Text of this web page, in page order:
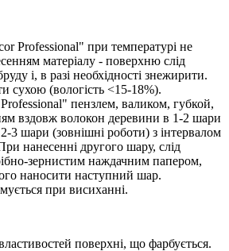
Professional" при температурі не
матеріалу - поверхню слід
і, в разі необхідності знежирити.
сухою (вологість <15-18%).
пензлем, валиком, губкой,
вздовж волокон деревини в 1-2 шари
3 шари (зовнішні роботи) з інтервалом
нанесенні другого шару, слід
зернистим наждачним папером,
наносити наступний шар.
при висиханні.
поверхні, що фарбується.